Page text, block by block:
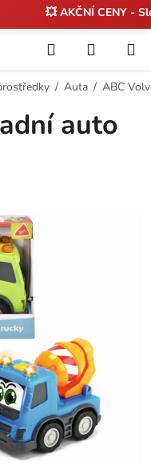
💥 AKČNÍ CENY -
Hledat
KOŠÍK
/ Auta / ABC
auto